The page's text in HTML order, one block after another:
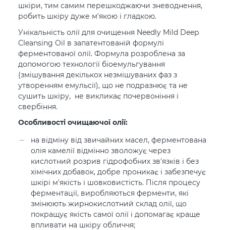
шкіри, тим самим перешкоджаючи зневоднення,
робить шкіру дуже м'якою і гладкою.
Унікальність олії для очищення Needly Mild Deep
Cleansing Oil в запатентованій формулі
ферментованої олії. Формула розроблена за
допомогою технології біоемульгування
(змішування декількох незмішуваних фаз з
утворенням емульсії), що не подразнює та не
сушить шкіру, не викликає почервоніння і
свербіння.
Особливості очищаючої олії:
на відміну від звичайних масел, ферментована
олія камелії відмінно зволожує через
кислотний розрив гідрофобних зв'язків і без
хімічних добавок, добре проникає і забезпечує
шкірі м'якість і шовковистість. Після процесу
ферментації, виробляються ферменти, які
змінюють жирнокислотний склад олії, що
покращує якість самої олії і допомагає краще
впливати на шкіру обличчя;